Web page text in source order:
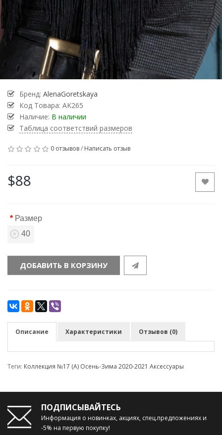
Бренд: AlenaGoretskaya
Код Товара: AK265
Наличие: В наличии
Таблица соответствий размеров
0 отзывов/ Написать отзыв
$88
Размер
40
ДОБАВИТЬ В КОРЗИНУ
Описание Характеристики Отзывов (0)
Теги: Коллекция №17 (А) Осень-Зима 2020-2021 Аксессуары
ПОДПИСЫВАЙТЕСЬ
Информация о новинках, акциях, спец.предложениях и
-5% на первую покупку!